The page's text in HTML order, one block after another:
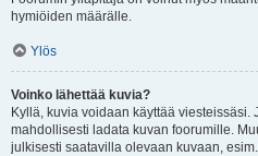
hymiöiden määrälle.
Ylös
Voinko lähettää kuvia?
Kyllä, kuvia voidaan käyttää
mahdollisesti ladata kuvan foorumille.
julkisesti saatavilla olevaan kuvaan,